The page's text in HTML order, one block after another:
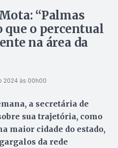
“Palmas
que o percentual
na área da
2024 às 00h00
a secretária de
sua trajetória, como
maior cidade do estado,
da rede